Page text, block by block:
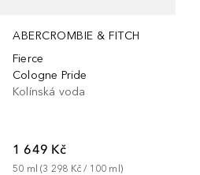
ABERCROMBIE & FITCH
Fierce
Cologne Pride
Kolínská voda
1 649 Kč
50 ml (3 298 Kč / 100 ml )